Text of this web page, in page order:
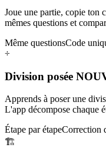
Joue une partie, copie ton
mêmes questions et
Même questionsCode
÷
Division posée
Apprends à poser une
L'app décompose chaque
Étape par étapeCorrection
🏗️